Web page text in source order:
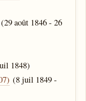
(29 août 1846 - 26
1848)
(8 juil 1849 -